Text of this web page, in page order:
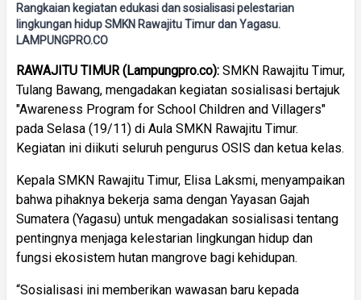
Rangkaian kegiatan edukasi dan sosialisasi pelestarian
lingkungan hidup SMKN Rawajitu Timur dan Yagasu.
LAMPUNGPRO.CO
RAWAJITU TIMUR (Lampungpro.co): SMKN Rawajitu Timur,
Tulang Bawang, mengadakan kegiatan sosialisasi bertajuk
"Awareness Program for School Children and Villagers"
pada Selasa (19/11) di Aula SMKN Rawajitu Timur.
Kegiatan ini diikuti seluruh pengurus OSIS dan ketua kelas.
Kepala SMKN Rawajitu Timur, Elisa Laksmi, menyampaikan
bahwa pihaknya bekerja sama dengan Yayasan Gajah
Sumatera (Yagasu) untuk mengadakan sosialisasi tentang
pentingnya menjaga kelestarian lingkungan hidup dan
fungsi ekosistem hutan mangrove bagi kehidupan.
“Sosialisasi ini memberikan wawasan baru kepada